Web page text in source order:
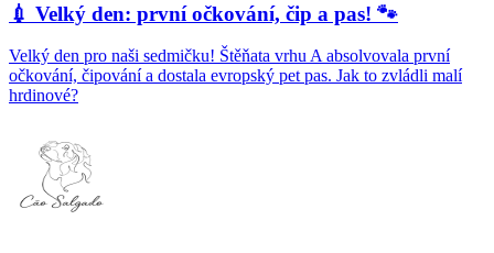
💉 Velký den: první očkování, čip a pas! 🐾
Velký den pro naši sedmičku! Štěňata vrhu A absolvovala první
očkování, čipování a dostala evropský pet pas. Jak to zvládli malí
hrdinové?